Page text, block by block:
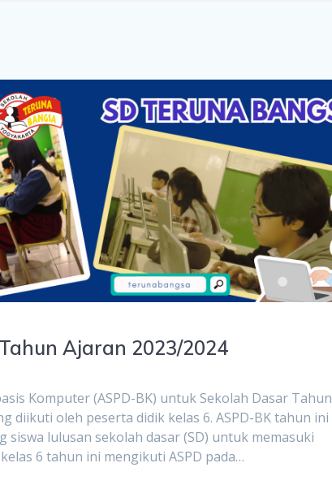
Ajaran 2023/2024
Komputer (ASPD-BK) untuk Sekolah Dasar Tahun
diikuti oleh peserta didik kelas 6. ASPD-BK tahun ini
lulusan sekolah dasar (SD) untuk memasuki
6 tahun ini mengikuti ASPD pada…